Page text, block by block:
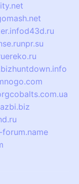
d43d.ru
npr.su
ereko.ru
huntdown.info
cobalts.com.ua
zbi.biz